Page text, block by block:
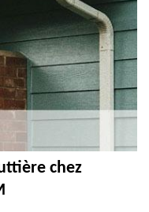
chez